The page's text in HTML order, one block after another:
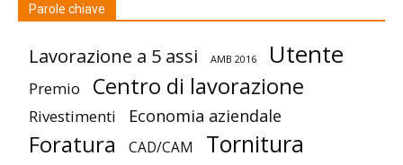
Parole chiave
Lavorazione a 5 assi AMB 2016 Utente
Premio Centro di lavorazione
Rivestimenti Economia aziendale
Foratura CAD/CAM Tornitura